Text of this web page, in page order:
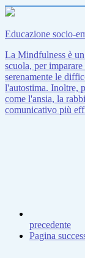
Educazione socio-
La Mindfulness è
scuola, per
serenamente le
l'autostima. Inoltre,
come l'ansia, la
comunicativo più
precedente
Pagina